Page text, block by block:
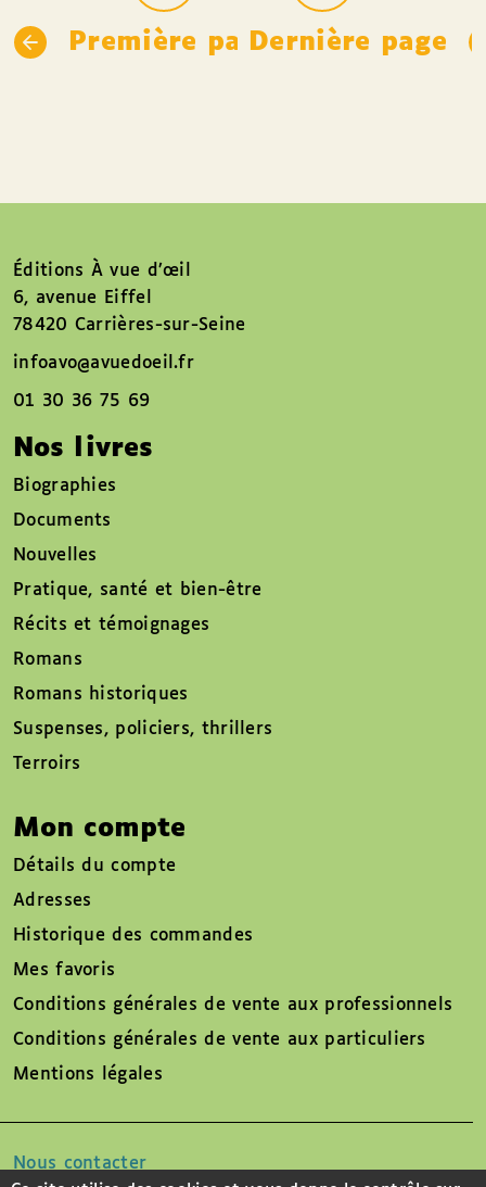
Première pageDernière page
Éditions À vue d’œil
6, avenue Eiffel
78420 Carrières-sur-Seine
infoavo@avuedoeil.fr
01 30 36 75 69
Nos livres
Biographies
Documents
Nouvelles
Pratique, santé et bien-être
Récits et témoignages
Romans
Romans historiques
Suspenses, policiers, thrillers
Terroirs
Mon compte
Détails du compte
Adresses
Historique des commandes
Mes favoris
Conditions générales de vente aux professionnels
Conditions générales de vente aux particuliers
Mentions légales
Nous contacter